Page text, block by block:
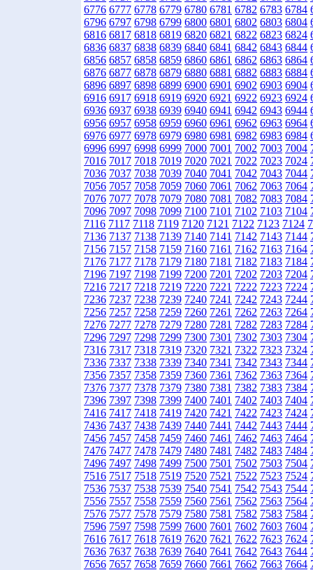
6776 6777 6778 6779 6780 6781 6782 6783 6784
6796 6797 6798 6799 6800 6801 6802 6803 6804
6816 6817 6818 6819 6820 6821 6822 6823 6824
6836 6837 6838 6839 6840 6841 6842 6843 6844
6856 6857 6858 6859 6860 6861 6862 6863 6864
6876 6877 6878 6879 6880 6881 6882 6883 6884
6896 6897 6898 6899 6900 6901 6902 6903 6904
6916 6917 6918 6919 6920 6921 6922 6923 6924
6936 6937 6938 6939 6940 6941 6942 6943 6944
6956 6957 6958 6959 6960 6961 6962 6963 6964
6976 6977 6978 6979 6980 6981 6982 6983 6984
6996 6997 6998 6999 7000 7001 7002 7003 7004
7016 7017 7018 7019 7020 7021 7022 7023 7024
7036 7037 7038 7039 7040 7041 7042 7043 7044
7056 7057 7058 7059 7060 7061 7062 7063 7064
7076 7077 7078 7079 7080 7081 7082 7083 7084
7096 7097 7098 7099 7100 7101 7102 7103 7104
7116 7117 7118 7119 7120 7121 7122 7123 7124
7136 7137 7138 7139 7140 7141 7142 7143 7144
7156 7157 7158 7159 7160 7161 7162 7163 7164
7176 7177 7178 7179 7180 7181 7182 7183 7184
7196 7197 7198 7199 7200 7201 7202 7203 7204
7216 7217 7218 7219 7220 7221 7222 7223 7224
7236 7237 7238 7239 7240 7241 7242 7243 7244
7256 7257 7258 7259 7260 7261 7262 7263 7264
7276 7277 7278 7279 7280 7281 7282 7283 7284
7296 7297 7298 7299 7300 7301 7302 7303 7304
7316 7317 7318 7319 7320 7321 7322 7323 7324
7336 7337 7338 7339 7340 7341 7342 7343 7344
7356 7357 7358 7359 7360 7361 7362 7363 7364
7376 7377 7378 7379 7380 7381 7382 7383 7384
7396 7397 7398 7399 7400 7401 7402 7403 7404
7416 7417 7418 7419 7420 7421 7422 7423 7424
7436 7437 7438 7439 7440 7441 7442 7443 7444
7456 7457 7458 7459 7460 7461 7462 7463 7464
7476 7477 7478 7479 7480 7481 7482 7483 7484
7496 7497 7498 7499 7500 7501 7502 7503 7504
7516 7517 7518 7519 7520 7521 7522 7523 7524
7536 7537 7538 7539 7540 7541 7542 7543 7544
7556 7557 7558 7559 7560 7561 7562 7563 7564
7576 7577 7578 7579 7580 7581 7582 7583 7584
7596 7597 7598 7599 7600 7601 7602 7603 7604
7616 7617 7618 7619 7620 7621 7622 7623 7624
7636 7637 7638 7639 7640 7641 7642 7643 7644
7656 7657 7658 7659 7660 7661 7662 7663 7664